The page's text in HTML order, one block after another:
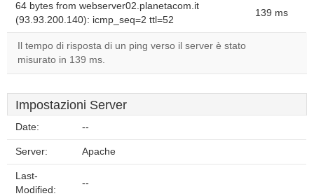
64 bytes from webserver02.planetacom.it
(93.93.200.140): icmp_seq=2 ttl=52
139 ms
Il tempo di risposta di un ping verso il server è stato
misurato in 139 ms.
Impostazioni Server
Date: --
Server: Apache
Last-
Modified:
--